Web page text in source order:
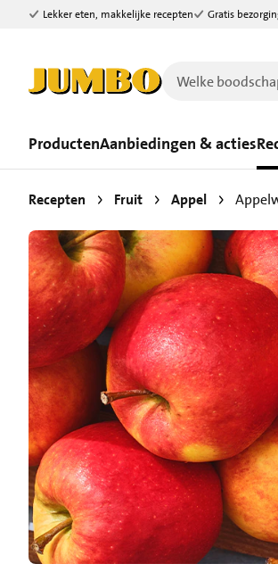
Ga naar zoeken
Ga naar hoofdinhoud
Lekker eten, makkelijke recepten Gratis
ProductenAanbiedingen & acties
Recepten Fruit Appel